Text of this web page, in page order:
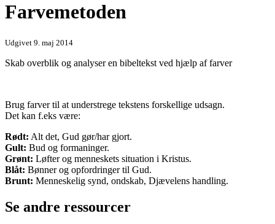
Farvemetoden
Udgivet 9. maj 2014
Skab overblik og analyser en bibeltekst ved hjælp af farver
Brug farver til at understrege tekstens forskellige udsagn.
Det kan f.eks være:
Rødt: Alt det, Gud gør/har gjort.
Gult: Bud og formaninger.
Grønt: Løfter og menneskets situation i Kristus.
Blåt: Bønner og opfordringer til Gud.
Brunt: Menneskelig synd, ondskab, Djævelens handling.
Se andre ressourcer